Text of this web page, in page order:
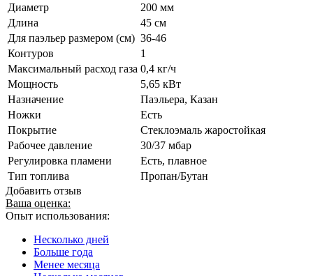
Диаметр
200 мм
Длина
45 см
Для паэльер размером (см) 36-46
Контуров
1
Максимальный расход газа 0,4 кг/ч
Мощность
5,65 кВт
Назначение
Паэльера, Казан
Ножки
Есть
Покрытие
Стеклоэмаль жаростойкая
Рабочее давление
30/37 мбар
Регулировка пламени
Есть, плавное
Тип топлива
Пропан/Бутан
Добавить отзыв
Ваша оценка:
Опыт использования:
Несколько дней
Больше года
Менее месяца